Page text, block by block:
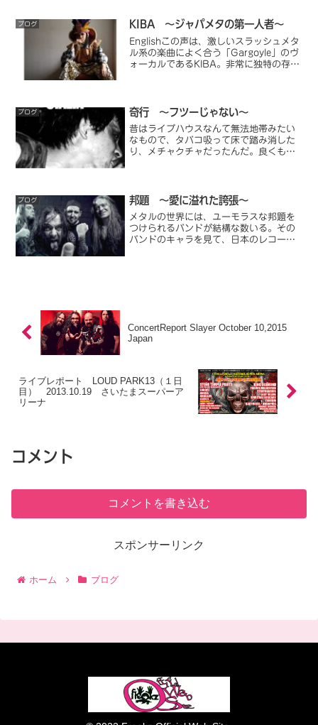
2016年のLOUD PARK 16みたいだから
もう10年か。早いな。
ブログ KIBA ～ジャパメタの第一人者～
Englishこの声は、激しいスラッシュメタ
ル系の楽曲によく合う「Gargoyle」のヴ
ォーカルであるKIBA。非常に独特の存在
とも...
ブログ 奇行 ～フツーじゃない～
昔はライブハウスなんて無法地帯みたい
なもので、タバコ吸って床で踏み消した
り、メチャクチャだったんだ。良くも悪
ブログ 邦題 ～愛に溢れた誇張～
メタルの世界には、ユーモラスな邦題を
つけられるバンドが結構な数いる。その
バンドのキャラを見て、日本のレコード
ConcertReport Slayer October 10,2015
Japan
ライブレポート LOUD PARK13（１日
目） 2013.10.19 さいたまスーパーア
リーナ
コメント
コメントを書き込む
スポンサーリンク
ホーム ブログ